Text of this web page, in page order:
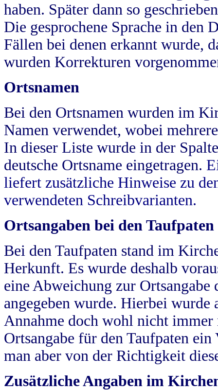
haben. Später dann so
Die gesprochene Sprache in
Fällen bei denen erkannt wurde,
wurden Korrekturen
Ortsnamen
Bei den Ortsnamen wurden im
Namen verwendet, wobei
In dieser Liste wurde in der
deutsche Ortsname eingetragen.
liefert zusätzliche Hinweise zu
verwendeten Schreibvarianten.
Ortsangaben bei den Taufpaten
Bei den Taufpaten stand im
Herkunft. Es wurde deshalb
eine Abweichung zur
angegeben wurde. Hierbei wurde
Annahme doch wohl nicht
Ortsangabe für den Taufpaten
man aber von der Richtigkeit
Zusätzliche Angaben im